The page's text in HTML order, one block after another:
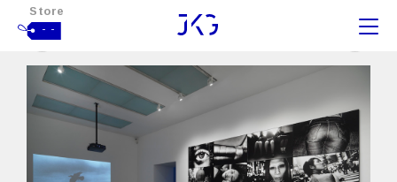
Store
- -